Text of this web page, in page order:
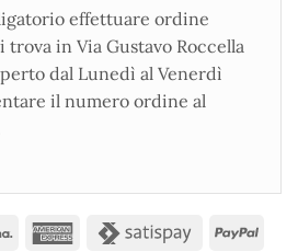
effettuare ordine
in Via Gustavo Roccella
dal Lunedì al Venerdì
il numero ordine al